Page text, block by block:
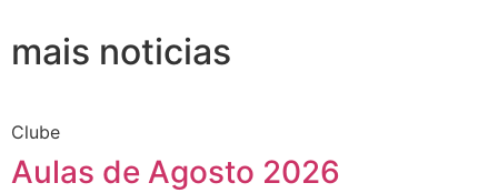
mais noticias
Clube
Aulas de Agosto 2026